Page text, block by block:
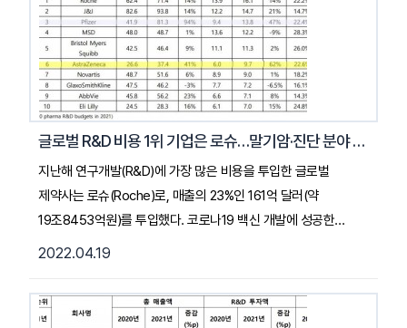
제약강국’으로>에서 “우리나라의 바이오제약 산업은 가능성이
많지만, 올바른 전략에 따라 추진하지 않으면 많은 시행착오 끝에
기회를 놓치거나 시간을 낭비하게 될 수 있다”라며 이같이
지적했다....2022.04.20. 뉴스토마토기사전문보기 (클릭)
글로벌 R&D 비용 1위 기업은 로슈…말기암·진단 분야 등에 20조원 투자
지난해 연구개발(R&D)에 가장 많은 비용을 투입한 글로벌
제약사는 로슈(Roche)로, 매출의 23%인 161억 달러(약
19조8453억원)를 투입했다. 코로나19 백신 개발에 성공한
얀센과 화이자가 그 뒤를 이었으며, 각각 매출 대비 16~17%의
국가신약개발사업단(KDDF) 기획운영팀 곽서연 선임연구원의
2021년 R&D 투자 상위 10개 글로벌제약사 보고서 등에 따르면
2022.04.19